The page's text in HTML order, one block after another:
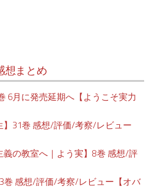
想まとめ
6月に発売延期へ【ようこそ実力
】31巻 感想/評価/考察/レビュー
義の教室へ｜よう実】8巻 感想/評
巻 感想/評価/考察/レビュー【オバ